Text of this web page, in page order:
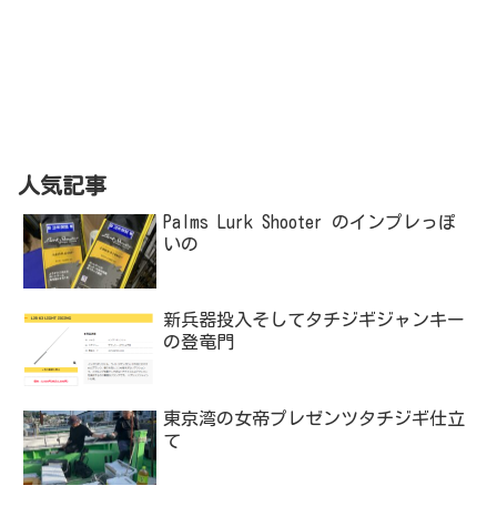
人気記事
Palms Lurk Shooter のインプレっぽ
いの
新兵器投入そしてタチジギジャンキー
の登竜門
東京湾の女帝プレゼンツタチジギ仕立
て